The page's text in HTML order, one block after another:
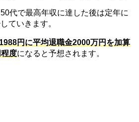
代で最高年収に達した後は定年に
ていきます。
円に平均退職金2000万円を加算
度になると予想されます。